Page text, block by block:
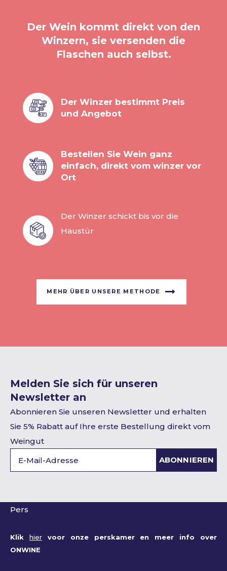
Der Wein kommt direkt von den
Winzern, sie versenden die
Flaschen auch selbst.
Der Winzer bestimmt Preis
und Angebot
Bestellen Sie Wein ganz
einfach, direkt vom winzer vor
Ort
Der Winzer schickt bis vor die
Haustür
MEHR ÜBER UNSERE METHODE
Melden Sie sich für unseren
Newsletter an
Abonnieren Sie unseren Newsletter und erhalten
Sie 5% Rabatt auf Ihre erste Bestellung direkt vom
Weingut
ABONNIEREN
Pers
Klik hiervoor onze perskamer en meer info over
ONWINE